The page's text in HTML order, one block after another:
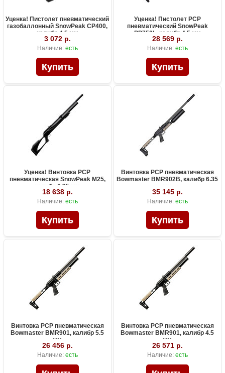
Уценка! Пистолет пневматический
газобаллонный SnowPeak CP400,
калибр 4.5 мм
3 072 р.
Наличие: есть
Уценка! Пистолет PCP
пневматический SnowPeak
PP750L, калибр 4.5 мм
28 569 р.
Наличие: есть
Уценка! Винтовка PCP
пневматическая SnowPeak M25,
калибр 6.35 мм
18 638 р.
Наличие: есть
Винтовка PCP пневматическая
Bowmaster BMR902B, калибр 6.35
мм
35 145 р.
Наличие: есть
Винтовка PCP пневматическая
Bowmaster BMR901, калибр 5.5
мм
26 456 р.
Наличие: есть
Винтовка PCP пневматическая
Bowmaster BMR901, калибр 4.5
мм
26 571 р.
Наличие: есть